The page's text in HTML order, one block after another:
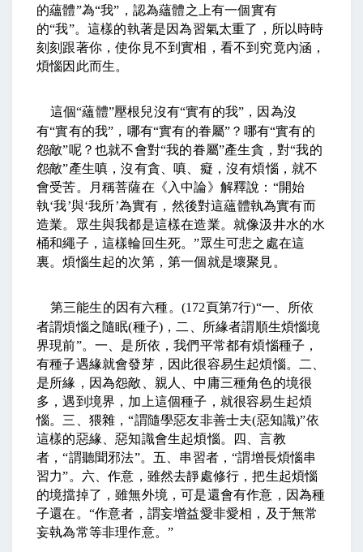
的蘊體”為“我” ，認為蘊體之上有一個實有
的“我”。這樣的執著是因為習氣太重了，所以時時
刻刻跟著你，使你見不到實相，看不到究竟內涵，
煩惱因此而生。
這個“蘊體”壓根兒沒有“實有的我” ，因為沒
有“實有的我” ，哪有“實有的眷屬” ？哪有“實有的
怨敵”呢？也就不會對“我的眷屬”產生貪，對“我的
怨敵”產生嗔，沒有貪、嗔、癡，沒有煩惱，就不
會受苦。月稱菩薩在《入中論》解釋說： “開始
執‘我’與‘我所’為實有，然後對這蘊體執為實有而
造業。眾生與我都是這樣在造業。就像汲井水的水
桶和繩子，這樣輪回生死。”眾生可悲之處在這
裏。煩惱生起的次第，第一個就是壞聚見。
第三能生的因有六種。 (172頁第7行)“一、所依
者謂煩惱之隨眠(種子) ，二、所緣者謂順生煩惱境
界現前”。一、是所依，我們平常都有煩惱種子，
有種子遇緣就會發芽，因此很容易生起煩惱。二、
是所緣，因為怨敵、親人、中庸三種角色的境很
多，遇到境界，加上這個種子，就很容易生起煩
惱。三、猥雜，“謂隨學惡友非善士夫(惡知識)”依
這樣的惡緣、惡知識會生起煩惱。四、言教
者，“謂聽聞邪法”。五、串習者，“謂增長煩惱串
習力”。六、作意，雖然去靜處修行，把生起煩惱
的境擋掉了，雖無外境，可是還會有作意，因為種
子還在。 “作意者，謂妄增益愛非愛相，及于無常
妄執為常等非理作意。 ”